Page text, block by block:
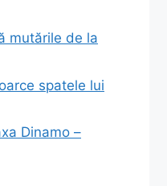
mutările de la
spatele lui
Dinamo –